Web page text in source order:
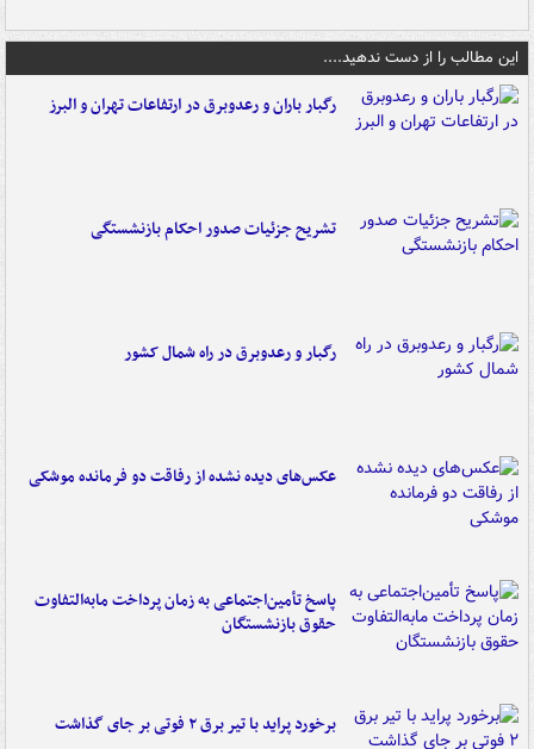
این مطالب را از دست ندهید....
رگبار باران و رعدوبرق در ارتفاعات تهران و البرز
تشریح جزئیات صدور احکام بازنشستگی
رگبار و رعدوبرق در راه شمال کشور
عکس‌های دیده نشده از رفاقت دو فرمانده‌ موشکی
پاسخ تأمین‌اجتماعی به زمان پرداخت مابه‌التفاوت
حقوق بازنشستگان
برخورد پراید با تیر برق ۲ فوتی بر جای گذاشت